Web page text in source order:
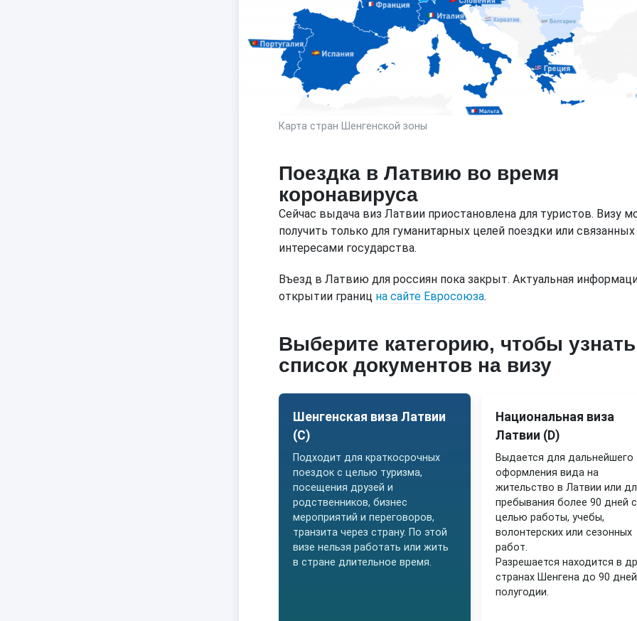
Карта стран Шенгенской зоны
Поездка в Латвию во время
коронавируса
Сейчас выдача виз Латвии приостановлена для туристов. Визу
получить только для гуманитарных целей поездки или связанных
интересами государства.
Въезд в Латвию для россиян пока закрыт. Актуальная
открытии границ на сайте Евросоюза.
Выберите категорию, чтобы узнать
список документов на визу
Шенгенская виза Латвии
(C)
Подходит для краткосрочных
поездок с целью туризма,
посещения друзей и
родственников, бизнес
мероприятий и переговоров,
транзита через страну. По этой
визе нельзя работать или жить
в стране длительное время.
Национальная виза
Латвии (D)
Выдается для дальнейшего
оформления вида на
жительство в Латвии или
пребывания более 90 дней с
целью работы, учебы,
волонтерских или сезонных
работ.
Разрешается находится в
странах Шенгена до 90
полугодии.